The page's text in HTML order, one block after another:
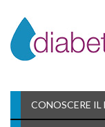
CONOSCERE IL